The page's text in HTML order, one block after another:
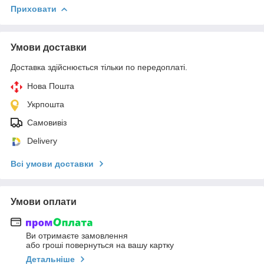
Приховати
Умови доставки
Доставка здійснюється тільки по передоплаті.
Нова Пошта
Укрпошта
Самовивіз
Delivery
Всі умови доставки
Умови оплати
Ви отримаєте замовлення
або гроші повернуться на вашу картку
Детальніше